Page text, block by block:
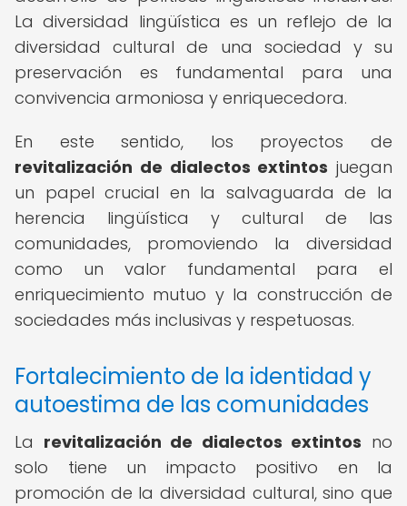
La diversidad lingüística es un reflejo de la
diversidad cultural de una sociedad y su
preservación es fundamental para una
convivencia armoniosa y enriquecedora.
En este sentido, los proyectos de
revitalización de dialectos extintos juegan
un papel crucial en la salvaguarda de la
herencia lingüística y cultural de las
comunidades, promoviendo la diversidad
como un valor fundamental para el
enriquecimiento mutuo y la construcción de
sociedades más inclusivas y respetuosas.
Fortalecimiento de la identidad y
autoestima de las comunidades
La revitalización de dialectos extintos no
solo tiene un impacto positivo en la
promoción de la diversidad cultural, sino que